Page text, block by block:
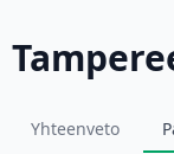
Yhteenveto